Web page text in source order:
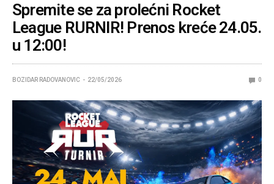
Spremite se za prolećni Rocket
League RURNIR! Prenos kreće 24.05.
u 12:00!
BOZIDAR RADOVANOVIC 22/05/2026 0